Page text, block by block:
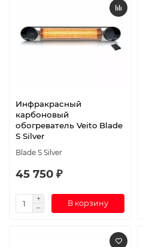
Инфракрасный
карбоновый
обогреватель Veito Blade
S Silver
Blade S Silver
45 750 ₽
В корзину